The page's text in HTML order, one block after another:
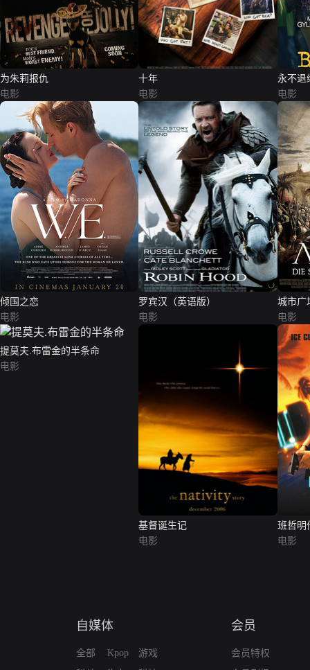
为朱莉报仇
电影
十年
电影
永不退
电影
倾国之恋
电影
罗宾汉（英语版）
电影
城市广
电影
提莫夫.布雷金的半条命
电影
基督诞生记
电影
班哲明
电影
自媒体
全部
Kpop
游戏
会员
会员特权